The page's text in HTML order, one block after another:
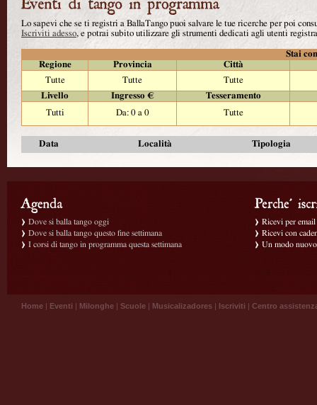
Lo sapevi che se ti registri a BallaTango puoi salvare le tue ricerche per poi
Iscriviti adesso, e potrai subito utilizzare gli strumenti dedicati agli utenti
Stai
Regione
Provincia
Città
Tutte
Tutte
Tutte
Livello
Ingresso €
Tesseramento
Tutti
Da: 0 a 0 Tutte
Data Località Tipologia
Dove si balla tango oggi
Dove si balla tango questo fine settimana
I corsi di tango in programma questa settimana
Ricevi per
Ricevi con
Un modo
Home | Eventi | Milonghe | Scuole | Musicalizadores | Iscriviti | Centro